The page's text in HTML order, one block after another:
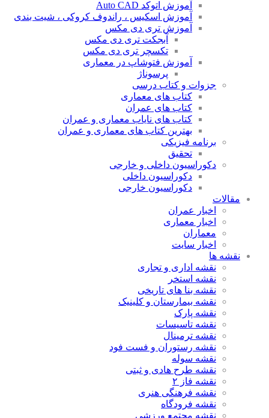
آموزش اتوکد Auto CAD
آموزش اسکیس ، راندوف کروکی ، شیت بندی
آموزش تری دی مکس
آبجکت تری دی مکس
تکسچر تری دی مکس
آموزش فتوشاپ در معماری
پرسوناژ
جزوات و کتاب درسی
کتاب های معماری
کتاب های عمران
کتاب های نایاب معماری و عمران
بهترین کتاب های معماری و عمران
برنامه فیزیکی
تحقیق
دکوراسیون داخلی و خارجی
دکوراسیون داخلی
دکوراسیون خارجی
مقالات
اخبار عمران
اخبار معماری
معماران
اخبار سایت
نقشه ها
نقشه اداری و تجاری
نقشه استخر
نقشه بنا های تاریخی
نقشه بیمارستان و کلینیک
نقشه پارک
نقشه تاسیسات
نقشه ترمینال
نقشه رستوران و فست فود
نقشه سوله
نقشه طرح هادی و ثبتی
نقشه فاز ۲
نقشه فرهنگی هنری
نقشه فرودگاه
نقشه مجتمع ورزشی